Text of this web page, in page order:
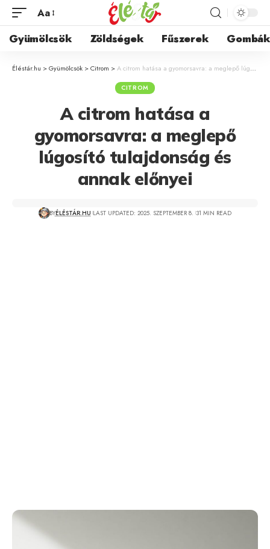
Aa
Gyümölcsök Zöldségek Fűszerek Gombák
Éléstár.hu >Gyümölcsök >Citrom >A citrom hatása a gyomorsavra: a meglepő lúgosító tulajdonság és annak előnyei
CITROM
A citrom hatása a
gyomorsavra: a meglepő
lúgosító tulajdonság és
annak előnyei
BYÉLÉSTÁR.HU LAST UPDATED: 2025. SZEPTEMBER 8. 31 MIN READ